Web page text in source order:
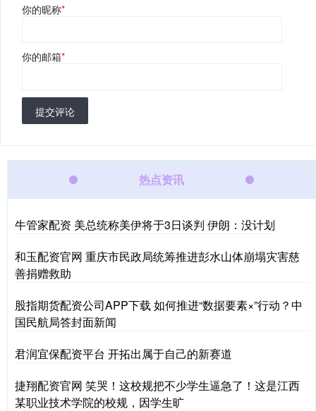
你的昵称*
你的邮箱*
提交评论
热点资讯
牛管家配资 美总统称美伊将于3日谈判 伊朗：没计划
和玉配资官网 重庆市民政局统筹推进彭水山体崩塌灾害慈
善捐赠救助
股指期货配资公司APP下载 如何推进“数据要素×”行动？中
国民航局答封面新闻
君润宜保配资平台 开拓出属于自己的新赛道
捷翔配资官网 笑哭！这校规把不少学生逼急了！这是江西
某职业技术学院的校规，因学生旷